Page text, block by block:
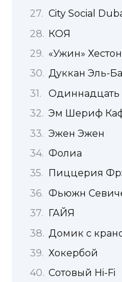
City Social
КОЯ
«Ужин»
Дуккан Эль-
Одиннадцать
Эм Шериф
Эжен Эжен
Фолиа
Пиццерия
Фьюжн
ГАЙЯ
Домик с
Хокербой
Сотовый Hi-Fi